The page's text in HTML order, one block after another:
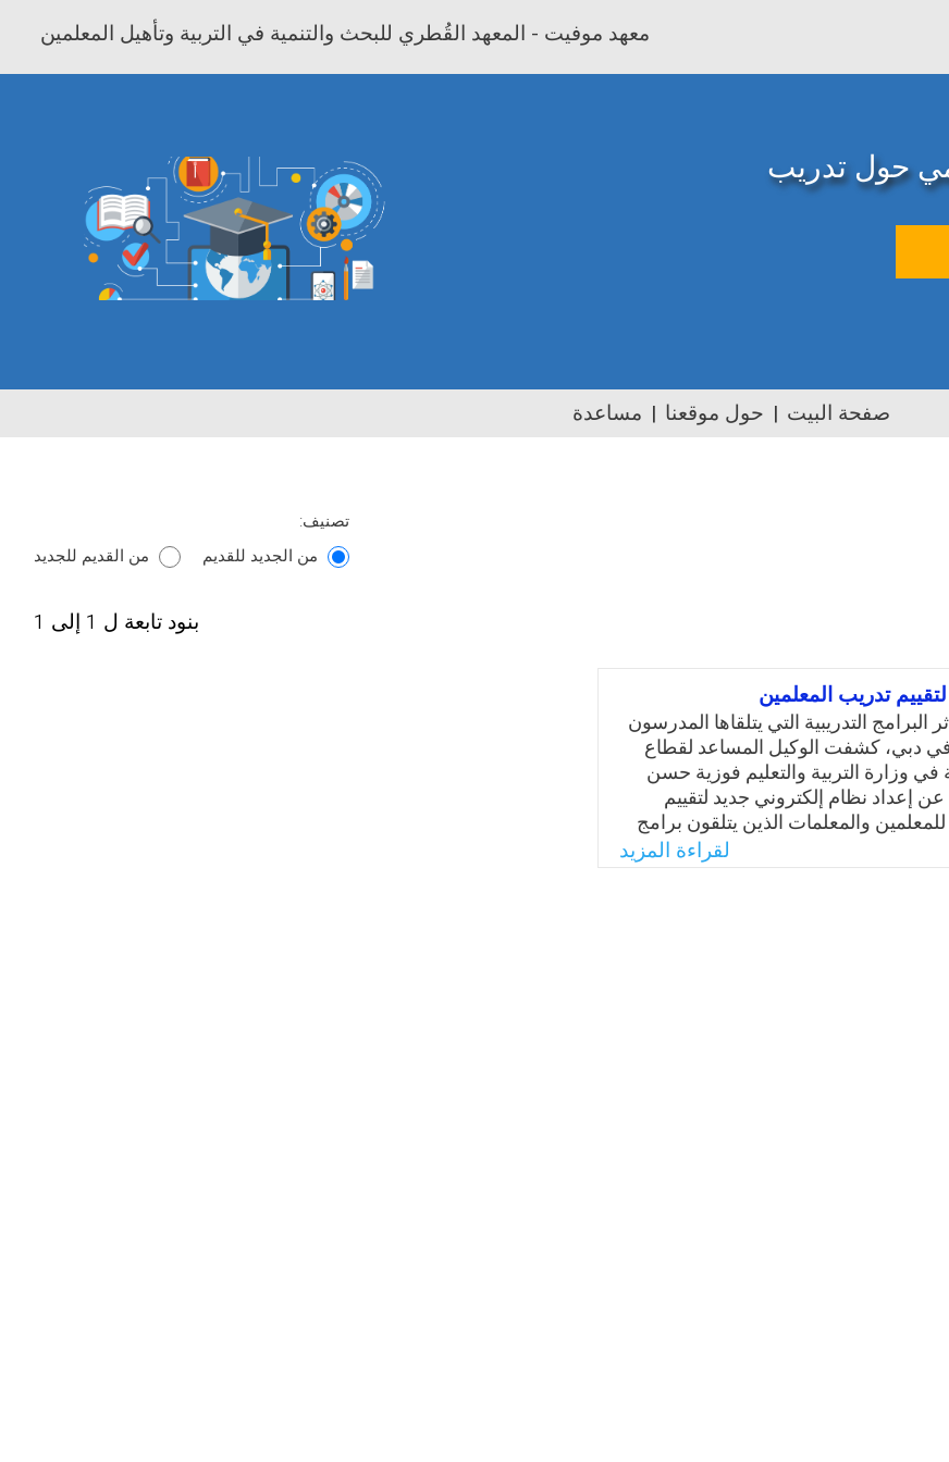
معهد موفيت - المعهد القُطري للبحث والتنمية في التربية وتأهيل المعلمين
حول تدريب
صفحة البيت حول موقعنا مساعدة
تصنيف:
من الجديد للقديم
من القديم للجديد
بنود تابعة ل 1 إلى 1
تدريب المعلمين
البرامج التدريبية التي يتلقاها المدرسون
دبي، كشفت الوكيل المساعد لقطاع
في وزارة التربية والتعليم فوزية حسن
عن إعداد نظام إلكتروني جديد لتقييم
للمعلمين والمعلمات الذين يتلقون برامج
العام الدراسي، على أن يتم متابعة أثر
الجديد.
لقراءة المزيد